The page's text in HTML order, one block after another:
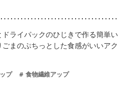
ライパックのひじきで作る簡単い
まのぷちっとした食感がいいアク
プ
食物繊維アップ